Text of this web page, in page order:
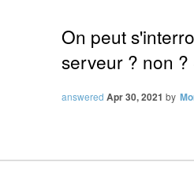
On peut
serveur ? non
answered Apr 30, 2021 by